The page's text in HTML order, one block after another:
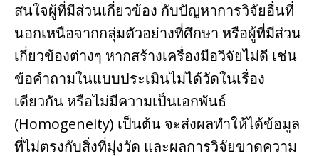
สนใจผู้ที่มีส่วนเกี่ยวข้อง กับปัญหาการวิจัยอื่นที่
นอกเหนือจากกลุ่มตัวอย่างที่ศึกษา หรือผู้ที่มีส่วน
เกี่ยวข้องต่างๆ หากสร้างเครื่องมือวิจัยไม่ดี เช่น
ข้อคําถามในแบบประเมินไม่ได้วัดในเรื่อง
เดียวกัน หรือไม่มีความเป็นเอกพันธ์
(Homogeneity) เป็นต้น จะส่งผลทําให้ได้ข้อมูล
ที่ไม่ตรงกับสิ่งที่มุ่งวัด และผลการวิจัยขาดความ